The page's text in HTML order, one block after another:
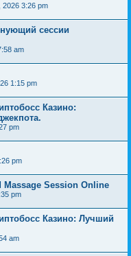
2026 3:26 pm
сессии
am
1:15 pm
Казино:
pm
pm
Session Online
pm
Казино: Лучший
am